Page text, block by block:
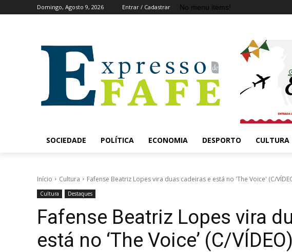
Domingo, Agosto 9, 2026 Entrar / Cadastrar No menu items!
SOCIEDADE POLÍTICA ECONOMIA DESPORTO CULTURA
Início Cultura Fafense Beatriz Lopes vira duas cadeiras e está no 'The Voice' (C/
Cultura Destaques
Fafense Beatriz Lopes vira
está no ‘The Voice’ (C/VÍDEO)